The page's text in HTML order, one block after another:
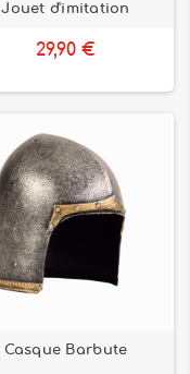
Jouet d'imitation
29,90 €
Casque Barbute